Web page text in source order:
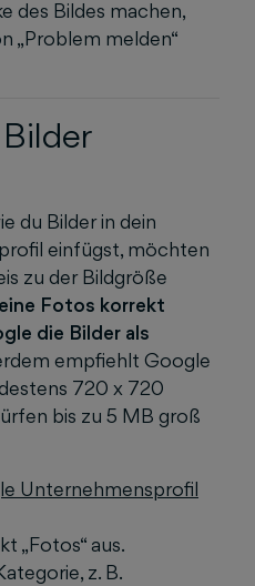
des Bildes machen,
„Problem melden“
du Bilder in dein
einfügst, möchten
zu der Bildgröße
Fotos korrekt
die Bilder als
empfiehlt Google
720 x 720
bis zu 5 MB groß
Unternehmensprofil
„Fotos“ aus.
z. B.